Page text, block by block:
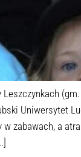
Uniwersytet
a